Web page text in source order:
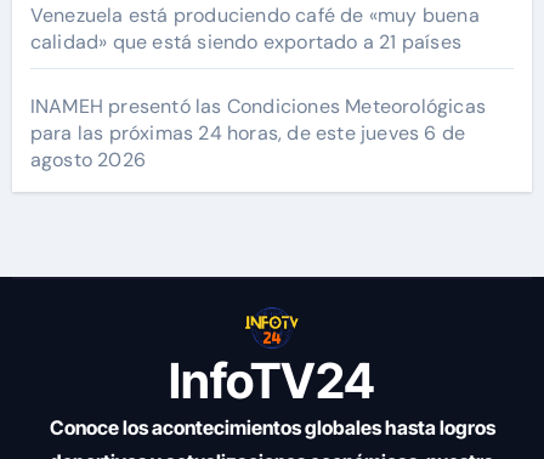
Venezuela está produciendo café de «muy buena
calidad» que está siendo exportado a 21 países
INAMEH presentó las Condiciones Meteorológicas
para las próximas 24 horas, de este jueves 6 de
agosto 2026
InfoTV24
Conoce los acontecimientos globales hasta logros